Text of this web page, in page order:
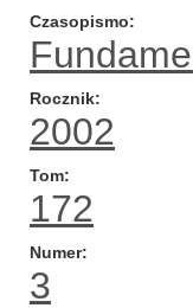
Czasopismo
Rocznik
2002
Tom
172
Numer
3